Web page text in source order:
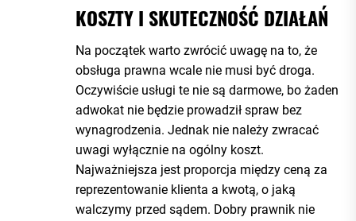
KOSZTY I SKUTECZNOŚĆ DZIAŁAŃ
Na początek warto zwrócić uwagę na to, że
obsługa prawna wcale nie musi być droga.
Oczywiście usługi te nie są darmowe, bo żaden
adwokat nie będzie prowadził spraw bez
wynagrodzenia. Jednak nie należy zwracać
uwagi wyłącznie na ogólny koszt.
Najważniejsza jest proporcja między ceną za
reprezentowanie klienta a kwotą, o jaką
walczymy przed sądem. Dobry prawnik nie